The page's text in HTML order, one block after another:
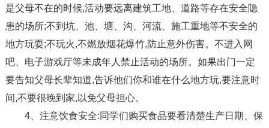
是父母不在的时候,活动要远离建筑工地、道路等存在安全隐
患的场所;不到坑、池、塘、沟、河流、施工重地等不安全的
地方玩耍;不玩火,不燃放烟花爆竹,防止意外伤害。不进入网
吧、电子游戏厅等未成年人禁止活动的场所。如果出门一定
要告知父母长辈知道,告诉他们你和谁在什么地方玩,要注意时
间,不要很晚到家,以免父母担心。
4、注意饮食安全:同学们购买食品要看清楚生产日期、保